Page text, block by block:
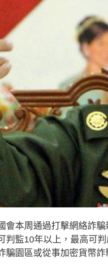
會本周通過打擊網絡詐
判監10年以上，最高可
騙園區或從事加密貨幣